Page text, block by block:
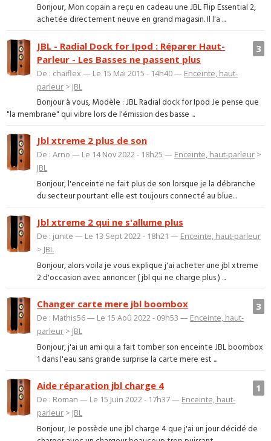
Bonjour, Mon copain a reçu en cadeau une JBL Flip Essential 2,
achetée directement neuve en grand magasin. Il l'a ...
3
JBL - Radial Dock for Ipod : Réparer Haut-
Parleur - Les Basses ne passent plus
De : chaiflex — Le 15 Mai 2015 - 14h40 — Enceinte, haut-
parleur > JBL
Bonjour à vous, Modèle : JBL Radial dock for Ipod Je pense que
"la membrane" qui vibre lors de l'émission des basse ...
Jbl xtreme 2 plus de son
De : Arno — Le 14 Nov 2022 - 18h25 — Enceinte, haut-parleur >
JBL
Bonjour, l'enceinte ne fait plus de son lorsque je la débranche
du secteur pourtant elle est toujours connecté au blue...
Jbl xtreme 2 qui ne s'allume plus
De : junite — Le 13 Sept 2022 - 18h21 — Enceinte, haut-parleur
> JBL
Bonjour, alors voila je vous explique j'ai acheter une jbl xtreme
2 d'occasion avec annoncer ( jbl qui ne charge plus ) ...
3
Changer carte mere jbl boombox
De : Mathis56 — Le 15 Aoû 2022 - 09h53 — Enceinte, haut-
parleur > JBL
Bonjour, j'ai un ami qui a fait tomber son enceinte JBL boombox
1 dans l'eau sans grande surprise la carte mere est ...
1
Aide réparation jbl charge 4
De : Roman — Le 15 Juin 2022 - 17h37 — Enceinte, haut-
parleur > JBL
Bonjour, Je possède une jbl charge 4 que j'ai un jour décidé de